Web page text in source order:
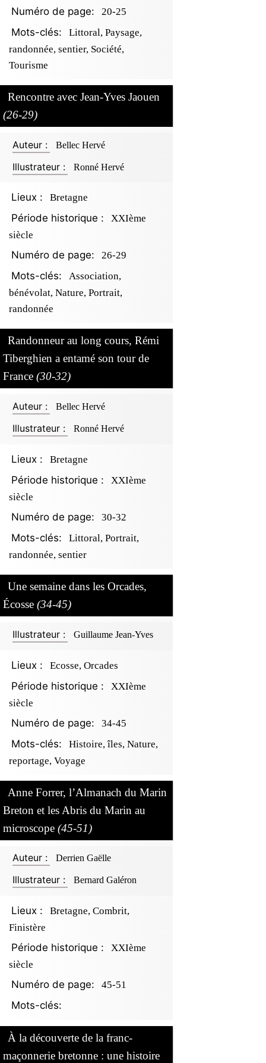
Numéro de page: 20-25
Mots-clés:
Littoral, Paysage,
randonnée, sentier, Société,
Tourisme
Rencontre avec Jean-Yves Jaouen
(26-29)
Auteur : Bellec Hervé
Illustrateur : Ronné Hervé
Lieux : Bretagne
Période historique :
XXIème
siècle
Numéro de page: 26-29
Mots-clés:
Association,
bénévolat, Nature, Portrait,
randonnée
Randonneur au long cours, Rémi
Tiberghien a entamé son tour de
France (30-32)
Auteur : Bellec Hervé
Illustrateur : Ronné Hervé
Lieux : Bretagne
Période historique :
XXIème
siècle
Numéro de page: 30-32
Mots-clés:
Littoral, Portrait,
randonnée, sentier
Une semaine dans les Orcades,
Écosse (34-45)
Illustrateur : Guillaume Jean-Yves
Lieux : Ecosse, Orcades
Période historique :
XXIème
siècle
Numéro de page: 34-45
Mots-clés:
Histoire, îles, Nature,
reportage, Voyage
Anne Forrer, l’Almanach du Marin
Breton et les Abris du Marin au
microscope (45-51)
Auteur : Derrien Gaëlle
Illustrateur : Bernard Galéron
Lieux :
Bretagne, Combrit,
Finistère
Période historique :
XXIème
siècle
Numéro de page: 45-51
Mots-clés:
À la découverte de la franc-
maçonnerie bretonne : une histoire